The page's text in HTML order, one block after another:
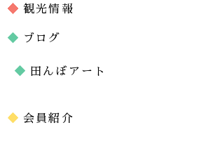
観光情報
ブログ
田んぼアート
会員紹介